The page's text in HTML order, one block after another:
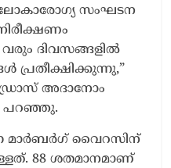
സംഘടന
ദിവസങ്ങളിൽ
അദാനോം
പറഞ്ഞു.
മാര്‍ബര്‍ഗ് വൈറസിന്
88 ശതമാനമാണ്